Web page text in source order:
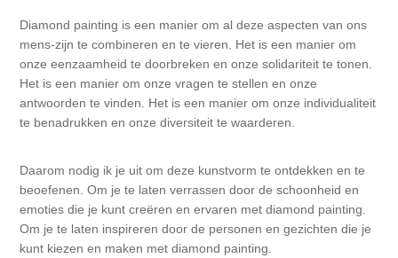
Diamond painting is een manier om al deze aspecten van ons
mens-zijn te combineren en te vieren. Het is een manier om
onze eenzaamheid te doorbreken en onze solidariteit te tonen.
Het is een manier om onze vragen te stellen en onze
antwoorden te vinden. Het is een manier om onze individualiteit
te benadrukken en onze diversiteit te waarderen.
Daarom nodig ik je uit om deze kunstvorm te ontdekken en te
beoefenen. Om je te laten verrassen door de schoonheid en
emoties die je kunt creëren en ervaren met diamond painting.
Om je te laten inspireren door de personen en gezichten die je
kunt kiezen en maken met diamond painting.